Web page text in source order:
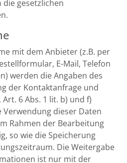
gesetzlichen
mit dem Anbieter (z.B. per
E-Mail, Telefon
werden die Angaben des
der Kontaktanfrage und
6 Abs. 1 lit. b) und f)
Verwendung dieser Daten
Rahmen der Bearbeitung
so wie die Speicherung
Die Weitergabe
ist nur mit der